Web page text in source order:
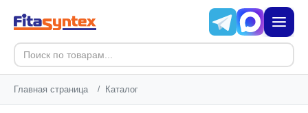
Главная страница / Каталог